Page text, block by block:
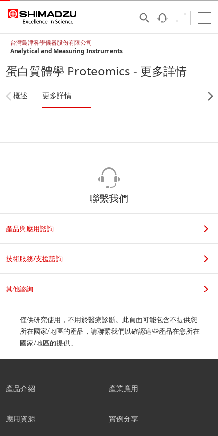
台灣島津科學儀器股份有限公司
Analytical and Measuring Instruments
蛋白質體學 Proteomics - 更多詳情
概述 更多詳情
聯繫我們
產品與應用諮詢
技術服務/支援諮詢
其他諮詢
僅供研究使用，不用於醫療診斷。此頁面可能包含不提供您
所在國家/地區的產品，請聯繫我們以確認這些產品在您所在
國家/地區的提供。
產品介紹 產業應用
應用資源 實例分享